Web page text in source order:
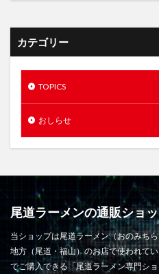
カテゴリー
TOPICS
おしらせ
尾道ラーメンの通販ショ
当ショップは尾道ラーメン（おのみち
地方（尾道・福山）のお店で使われて
でご購入できる「尾道ラーメン専門シ